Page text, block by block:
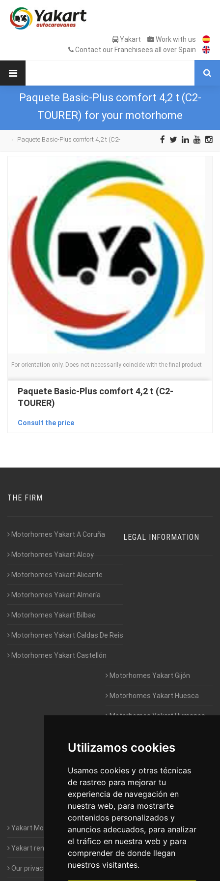
Utilizamos cookies
Usamos cookies y otras técnicas
de rastreo para mejorar tu
experiencia de navegación en
nuestra web, para mostrarte
contenidos personalizados y
anuncios adecuados, para analizar
el tráfico en nuestra web y para
comprender de donde llegan
nuestros visitantes.
Yakart
Work with us
Contact our Franchisees all over Spain
Paquete Basic-Plus comfort 4,2 t (C2-
TOURER) for your motorhome
Paquete Basic-Plus comfort 4,2 t (C2-
For orientation only. Does not necessarily coincide with the final product
Paquete Basic-Plus comfort 4,2 t (C2-
TOURER)
Consult the price
THE FIRM
Motorhomes Yakart A Coruña
Motorhomes Yakart Alcoy
Motorhomes Yakart Alicante
Motorhomes Yakart Almería
Motorhomes Yakart Bilbao
Motorhomes Yakart Caldas De Reis
Motorhomes Yakart Castellón
Motorhomes Yakart Gijón
Motorhomes Yakart Huesca
Motorhomes Yakart Humanes
Motorhomes Yakart Jaén
Motorhomes Yakart Lugo
Motorhomes Yakart Valencia
Motorhomes Yakart Vitoria
LEGAL INFORMATION
Yakart Motorhomes : The Company
Yakart rental conditions
Our privacy policy